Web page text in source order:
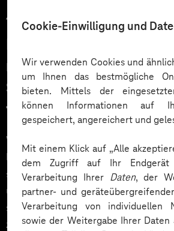
Cookie-Einwilligung und
Wir verwenden Cookies und
um Ihnen das bestmögliche
bieten. Mittels der
können Informationen auf
gespeichert, angereichert und
Mit einem Klick auf „Alle
dem Zugriff auf Ihr
Verarbeitung Ihrer Daten, der
partner- und
Verarbeitung von individuellen
sowie der Weitergabe Ihrer
17.04.2026
Intelligente
n8n Workflows: Wie
Systeme
transformieren
Workflow-Automation mit KI-
längst kein Zukunftsthema mehr,
sich zum Standardwerkzeug
um Skalierungsdruck,
steigende Compliance- und
zu bewältigen – etwa durch